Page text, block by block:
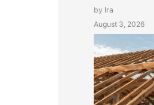
by Ira
August 3, 2026